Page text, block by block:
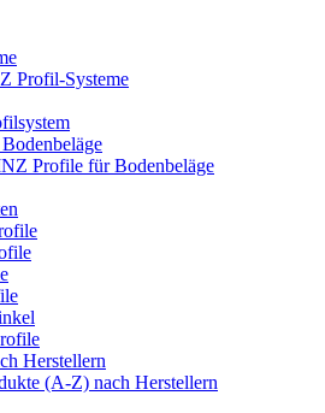
Profil-Systeme
Profile für Bodenbeläge
Herstellern
(A-Z) nach Herstellern